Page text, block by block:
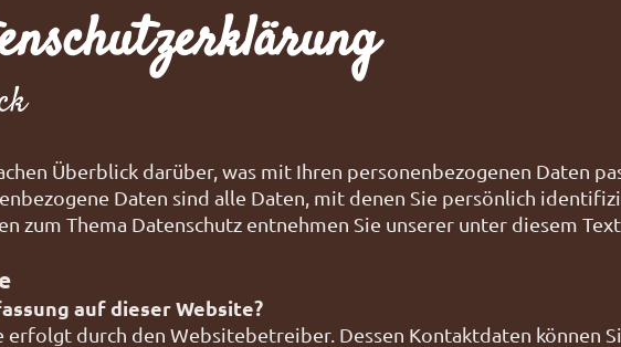
Überblick darüber, was mit Ihren personenbezogenen Daten
Daten sind alle Daten, mit denen Sie persönlich
zum Thema Datenschutz entnehmen Sie unserer unter diesem Text
auf dieser Website?
durch den Websitebetreiber. Dessen Kontaktdaten können